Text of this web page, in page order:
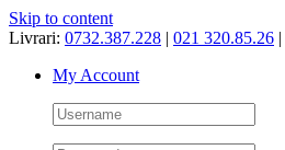
Skip to content
Livrari: 0732.387.228 | 021 320.85.26 |
My Account